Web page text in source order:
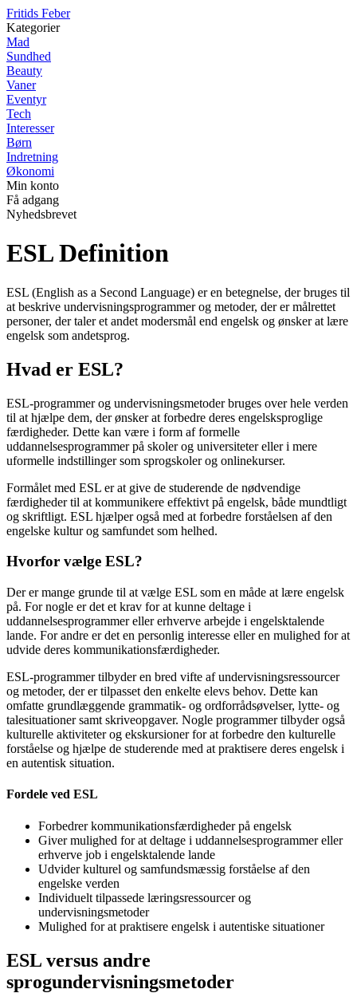
Fritids Feber
Kategorier
Mad
Sundhed
Beauty
Vaner
Eventyr
Tech
Interesser
Børn
Indretning
Økonomi
Min konto
Få adgang
Nyhedsbrevet
ESL Definition
ESL (English as a Second Language) er en betegnelse, der bruges til
at beskrive undervisningsprogrammer og metoder, der er målrettet
personer, der taler et andet modersmål end engelsk og ønsker at lære
engelsk som andetsprog.
Hvad er ESL?
ESL-programmer og undervisningsmetoder bruges over hele verden
til at hjælpe dem, der ønsker at forbedre deres engelsksproglige
færdigheder. Dette kan være i form af formelle
uddannelsesprogrammer på skoler og universiteter eller i mere
uformelle indstillinger som sprogskoler og onlinekurser.
Formålet med ESL er at give de studerende de nødvendige
færdigheder til at kommunikere effektivt på engelsk, både mundtligt
og skriftligt. ESL hjælper også med at forbedre forståelsen af den
engelske kultur og samfundet som helhed.
Hvorfor vælge ESL?
Der er mange grunde til at vælge ESL som en måde at lære engelsk
på. For nogle er det et krav for at kunne deltage i
uddannelsesprogrammer eller erhverve arbejde i engelsktalende
lande. For andre er det en personlig interesse eller en mulighed for at
udvide deres kommunikationsfærdigheder.
ESL-programmer tilbyder en bred vifte af undervisningsressourcer
og metoder, der er tilpasset den enkelte elevs behov. Dette kan
omfatte grundlæggende grammatik- og ordforrådsøvelser, lytte- og
talesituationer samt skriveopgaver. Nogle programmer tilbyder også
kulturelle aktiviteter og ekskursioner for at forbedre den kulturelle
forståelse og hjælpe de studerende med at praktisere deres engelsk i
en autentisk situation.
Fordele ved ESL
Forbedrer kommunikationsfærdigheder på engelsk
Giver mulighed for at deltage i uddannelsesprogrammer eller
erhverve job i engelsktalende lande
Udvider kulturel og samfundsmæssig forståelse af den
engelske verden
Individuelt tilpassede læringsressourcer og
undervisningsmetoder
Mulighed for at praktisere engelsk i autentiske situationer
ESL versus andre
sprogundervisningsmetoder